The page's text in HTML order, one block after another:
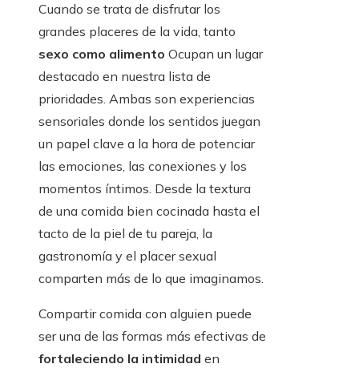
Cuando se trata de disfrutar los
grandes placeres de la vida, tanto
sexo como alimento Ocupan un lugar
destacado en nuestra lista de
prioridades. Ambas son experiencias
sensoriales donde los sentidos juegan
un papel clave a la hora de potenciar
las emociones, las conexiones y los
momentos íntimos. Desde la textura
de una comida bien cocinada hasta el
tacto de la piel de tu pareja, la
gastronomía y el placer sexual
comparten más de lo que imaginamos.
Compartir comida con alguien puede
ser una de las formas más efectivas de
fortaleciendo la intimidad en